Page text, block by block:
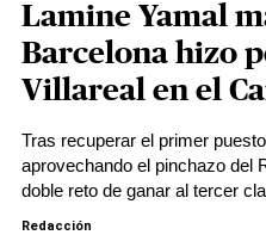
Lamine Yamal
Barcelona hizo
Villareal en el
Tras recuperar el primer
aprovechando el pinchazo del
doble reto de ganar al tercer
Redacción